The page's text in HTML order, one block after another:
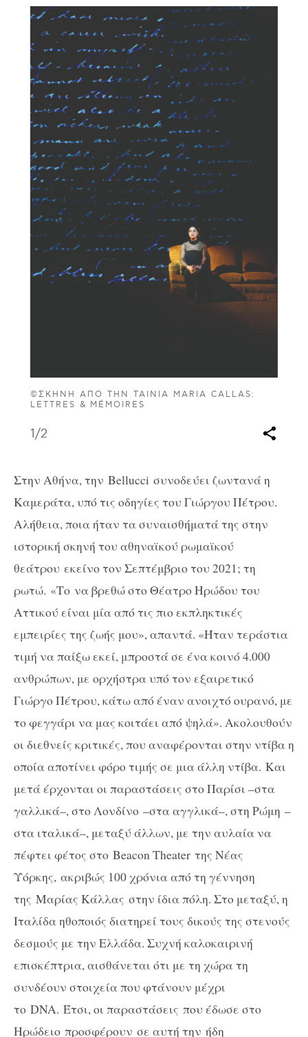
©ΣΚΗΝΉ ΑΠΌ ΤΗΝ ΤΑΙΝΊΑ MARIA CALLAS:
LETTRES & MÉMOIRES
1/2
Στην Αθήνα, την Bellucci συνοδεύει ζωντανά η
Καμεράτα, υπό τις οδηγίες του Γιώργου Πέτρου.
Αλήθεια, ποια ήταν τα συναισθήματά της στην
ιστορική σκηνή του αθηναϊκού ρωμαϊκού
θεάτρου εκείνο τον Σεπτέμβριο του 2021; τη
ρωτώ. «Το να βρεθώ στο Θέατρο Ηρώδου του
Αττικού είναι μία από τις πιο εκπληκτικές
εμπειρίες της ζωής μου», απαντά. «Ήταν τεράστια
τιμή να παίξω εκεί, μπροστά σε ένα κοινό 4.000
ανθρώπων, με ορχήστρα υπό τον εξαιρετικό
Γιώργο Πέτρου, κάτω από έναν ανοιχτό ουρανό, με
το φεγγάρι να μας κοιτάει από ψηλά». Ακολουθούν
οι διεθνείς κριτικές, που αναφέρονται στην ντίβα η
οποία αποτίνει φόρο τιμής σε μια άλλη ντίβα. Και
μετά έρχονται οι παραστάσεις στο Παρίσι –στα
γαλλικά–, στο Λονδίνο –στα αγγλικά–, στη Ρώμη –
στα ιταλικά–, μεταξύ άλλων, με την αυλαία να
πέφτει φέτος στο BeaconTheater της Νέας
Υόρκης, ακριβώς 100 χρόνια από τη γέννηση
της Μαρίας Κάλλας στην ίδια πόλη. Στο μεταξύ, η
Ιταλίδα ηθοποιός διατηρεί τους δικούς της στενούς
δεσμούς με την Ελλάδα. Συχνή καλοκαιρινή
επισκέπτρια, αισθάνεται ότι με τη χώρα τη
συνδέουν στοιχεία που φτάνουν μέχρι
το DNA. Έτσι, οι παραστάσεις που έδωσε στο
Ηρώδειο προσφέρουν σε αυτή την ήδη